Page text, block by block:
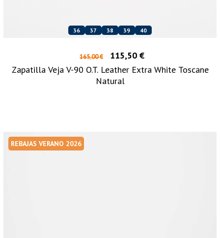
36 37 38 39 40
165,00 €
115,50 €
Zapatilla Veja V-90 O.T. Leather Extra White Toscane
Natural
REBAJAS VERANO 2026